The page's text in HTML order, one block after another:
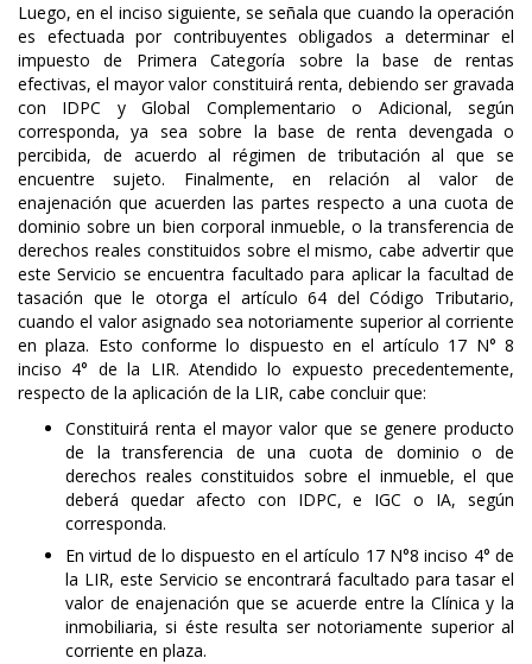
Luego, en el inciso siguiente, se señala que cuando la operación
es efectuada por contribuyentes obligados a determinar el
impuesto de Primera Categoría sobre la base de rentas
efectivas, el mayor valor constituirá renta, debiendo ser gravada
con IDPC y Global Complementario o Adicional, según
corresponda, ya sea sobre la base de renta devengada o
percibida, de acuerdo al régimen de tributación al que se
encuentre sujeto. Finalmente, en relación al valor de
enajenación que acuerden las partes respecto a una cuota de
dominio sobre un bien corporal inmueble, o la transferencia de
derechos reales constituidos sobre el mismo, cabe advertir que
este Servicio se encuentra facultado para aplicar la facultad de
tasación que le otorga el artículo 64 del Código Tributario,
cuando el valor asignado sea notoriamente superior al corriente
en plaza. Esto conforme lo dispuesto en el artículo 17 N° 8
inciso 4° de la LIR. Atendido lo expuesto precedentemente,
respecto de la aplicación de la LIR, cabe concluir que:
Constituirá renta el mayor valor que se genere producto
de la transferencia de una cuota de dominio o de
derechos reales constituidos sobre el inmueble, el que
deberá quedar afecto con IDPC, e IGC o IA, según
corresponda.
En virtud de lo dispuesto en el artículo 17 N°8 inciso 4° de
la LIR, este Servicio se encontrará facultado para tasar el
valor de enajenación que se acuerde entre la Clínica y la
inmobiliaria, si éste resulta ser notoriamente superior al
corriente en plaza.